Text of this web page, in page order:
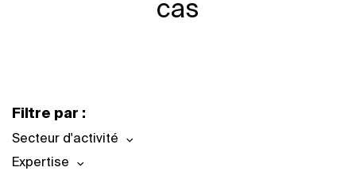
cas
Filtre par :
Secteur d'activité
Expertise